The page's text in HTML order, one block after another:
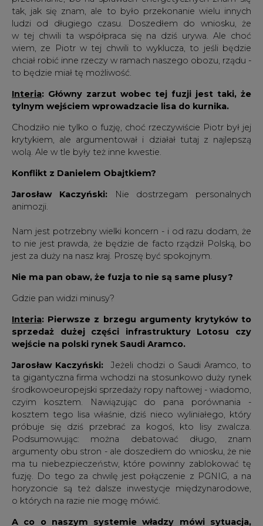
tak, jak się znam, ale to było przekonanie wielu innych
ludzi od długiego czasu. Doszedłem do wniosku, że
w tej chwili ta współpraca się na dziś urywa. Ale choć
wiem, ze Piotr w tej chwili to wyklucza, to jeśli będzie
chciał robić inne rzeczy w ramach naszego obozu, rządu -
to będzie miał tę możliwość.
Interia: Główny zarzut wobec tej fuzji jest taki, że
tylnym wejściem wprowadzacie lisa do kurnika.
Chodziło nie tylko o fuzję, choć rzeczywiście Piotr był jej
krytykiem, ale argumentował i działał tutaj z najlepszą
wolą. Ale w tle były też inne kwestie.
Konflikt z Danielem Obajtkiem?
Jarosław Kaczyński:Nie dostrzegam personalnych
animozji.
Nam jest potrzebny wielki koncern - i od razu dodam, że
to nie jest prawda, że będzie de facto rządził Polską, bo
jest za duży na nasz kraj. Proszę być spokojnym.
Nie ma pan obaw, że fuzja to nie są same plusy?
Gdzie pan widzi minusy?
Interia: Pierwsze z brzegu argumenty krytyków to
sprzedaż dużej części infrastruktury Lotosu czy
wejście na polski rynek Saudi Aramco.
Jarosław Kaczyński: Jeżeli chodzi o Saudi Aramco, to
ta gigantyczna firma wchodzi na stosunkowo duży rynek
środkowoeuropejski sprzedaży ropy naftowej - wiadomo,
czyim kosztem. Nawiązując do pana porównania -
kosztem tego lisa właśnie, dziś nieco wyliniałego, który
próbuje się dziś przebrać za kogoś, kto lisy zwalcza.
Podsumowując: można debatować długo, znam
argumenty obu stron - ale doszedłem do wniosku, że nie
ma tu niebezpieczeństw, które powinny zablokować tę
fuzję. Do tego za chwilę jest połączenie z PGNIG, a na
horyzoncie są też dalsze inwestycje międzynarodowe,
o których na razie nie mogę mówić.
A co o naszym systemie władzy mówi sytuacja,